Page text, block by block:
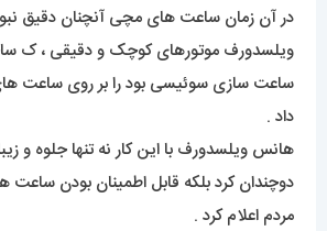
در آن زمان ساعت های مچی آنچنان دقیق
ویلسدورف موتورهای کوچک و دقیقی ، ک
ساعت سازی سوئیسی بود را بر روی ساعت
داد .
هانس ویلسدورف با این کار نه تنها جلوه و
دوچندان کرد بلکه قابل اطمینان بودن ساعت
مردم اعلام کرد .